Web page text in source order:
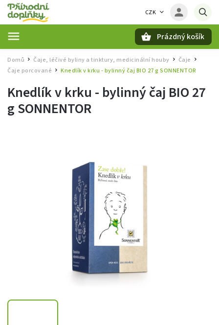
CZK
Prázdný košík
Domů / Čaje, léčivé byliny a tinktury, medicinální houby Čaje
Čaje porcované / Knedlík v krku - bylinný čaj BIO 27 g SONNENTOR
Knedlík v krku - bylinný čaj BIO 27
g SONNENTOR